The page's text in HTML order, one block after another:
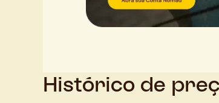
Histórico de